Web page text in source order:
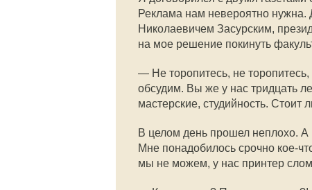
Реклама нам невероятно нужна.
Николаевичем Засурским,
на мое решение покинуть
— Не торопитесь, не
обсудим. Вы же у нас тридцать
мастерские, студийность.
В целом день прошел неплохо.
Мне понадобилось срочно кое-
мы не можем, у нас принтер